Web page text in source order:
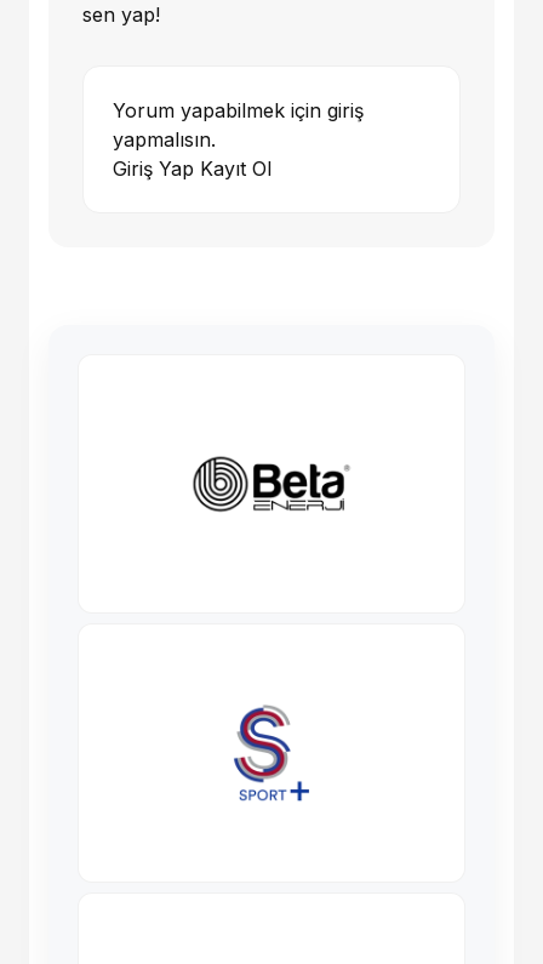
sen yap!
Yorum yapabilmek için giriş
yapmalısın.
Giriş Yap Kayıt Ol